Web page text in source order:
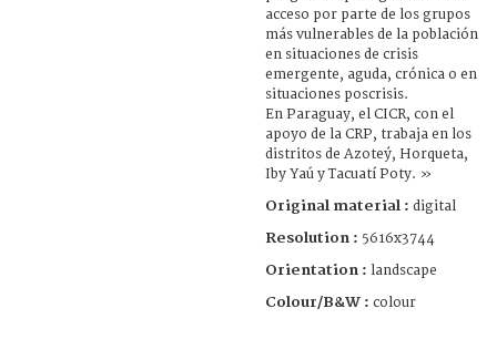
acceso por parte de los grupos
más vulnerables de la población
en situaciones de crisis
emergente, aguda, crónica o en
situaciones poscrisis.
En Paraguay, el CICR, con el
apoyo de la CRP, trabaja en los
distritos de Azoteý, Horqueta,
Iby Yaú y Tacuatí Poty. »
Original material : digital
Resolution : 5616x3744
Orientation : landscape
Colour/B&W : colour